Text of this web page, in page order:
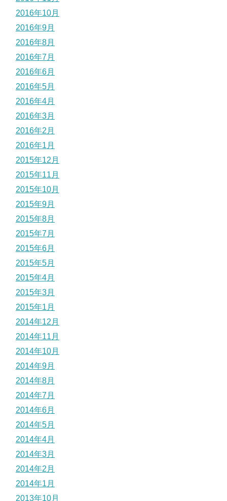
2016年10月
2016年9月
2016年8月
2016年7月
2016年6月
2016年5月
2016年4月
2016年3月
2016年2月
2016年1月
2015年12月
2015年11月
2015年10月
2015年9月
2015年8月
2015年7月
2015年6月
2015年5月
2015年4月
2015年3月
2015年1月
2014年12月
2014年11月
2014年10月
2014年9月
2014年8月
2014年7月
2014年6月
2014年5月
2014年4月
2014年3月
2014年2月
2014年1月
2013年10月